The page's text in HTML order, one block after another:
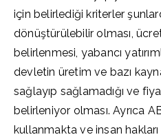
için belirlediği kriterler
dönüştürülebilir olması,
belirlenmesi, yabancı
devletin üretim ve bazı
sağlayıp sağlamadığı ve
belirleniyor olması. Ayrıca
kullanmakta ve insan